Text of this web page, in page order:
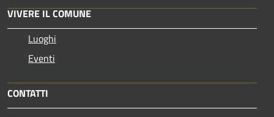
VIVERE IL COMUNE
Luoghi
Eventi
CONTATTI